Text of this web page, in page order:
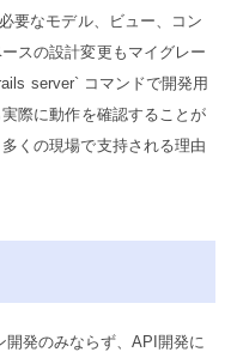
要なモデル、ビュー、コン
スの設計変更もマイグレー
server` コマンドで開発用
際に動作を確認することが
くの現場で支持される理由
発のみならず、API開発に